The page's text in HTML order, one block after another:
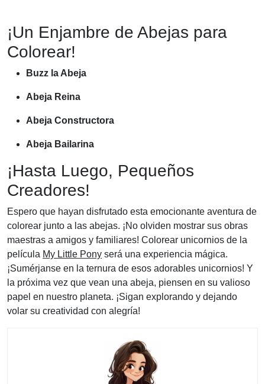
¡Un Enjambre de Abejas para
Colorear!
Buzz la Abeja
Abeja Reina
Abeja Constructora
Abeja Bailarina
¡Hasta Luego, Pequeños
Creadores!
Espero que hayan disfrutado esta emocionante aventura de
colorear junto a las abejas. ¡No olviden mostrar sus obras
maestras a amigos y familiares! Colorear unicornios de la
película My Little Pony será una experiencia mágica.
¡Sumérjanse en la ternura de esos adorables unicornios! Y
la próxima vez que vean una abeja, piensen en su valioso
papel en nuestro planeta. ¡Sigan explorando y dejando
volar su creatividad con alegría!